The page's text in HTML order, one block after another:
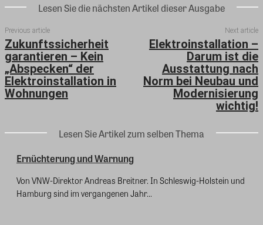
Lesen Sie die nächsten Artikel dieser Ausgabe
Previous article
Zukunftssicherheit
garantieren – Kein
„Abspecken“ der
Elektroinstallation in
Wohnungen
Next article
Elektroinstallation –
Darum ist die
Ausstattung nach
Norm bei Neubau und
Modernisierung
wichtig!
Lesen Sie Artikel zum selben Thema
Ernüchterung und Warnung
Von VNW-Direktor Andreas Breitner. In Schleswig-Holstein und
Hamburg sind im vergangenen Jahr...